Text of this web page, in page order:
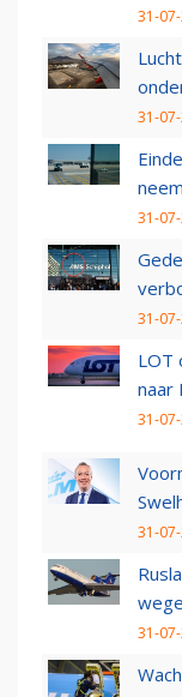
31-
31-
31-
31-
LOT
naar
31-
31-
31-